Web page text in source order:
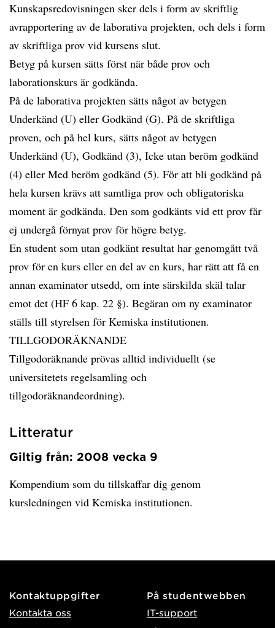
Kunskapsredovisningen sker dels i form av skriftlig
avrapportering av de laborativa projekten, och dels i form
av skriftliga prov vid kursens slut.
Betyg på kursen sätts först när både prov och
laborationskurs är godkända.
På de laborativa projekten sätts något av betygen
Underkänd (U) eller Godkänd (G). På de skriftliga
proven, och på hel kurs, sätts något av betygen
Underkänd (U), Godkänd (3), Icke utan beröm godkänd
(4) eller Med beröm godkänd (5). För att bli godkänd på
hela kursen krävs att samtliga prov och obligatoriska
moment är godkända. Den som godkänts vid ett prov får
ej undergå förnyat prov för högre betyg.
En student som utan godkänt resultat har genomgått två
prov för en kurs eller en del av en kurs, har rätt att få en
annan examinator utsedd, om inte särskilda skäl talar
emot det (HF 6 kap. 22 §). Begäran om ny examinator
ställs till styrelsen för Kemiska institutionen.
TILLGODORÄKNANDE
Tillgodoräknande prövas alltid individuellt (se
universitetets regelsamling och
tillgodoräknandeordning).
Litteratur
Giltig från: 2008 vecka 9
Kompendium som du tillskaffar dig genom
kursledningen vid Kemiska institutionen.
Kontaktuppgifter
Kontakta oss
På studentwebben
IT-support